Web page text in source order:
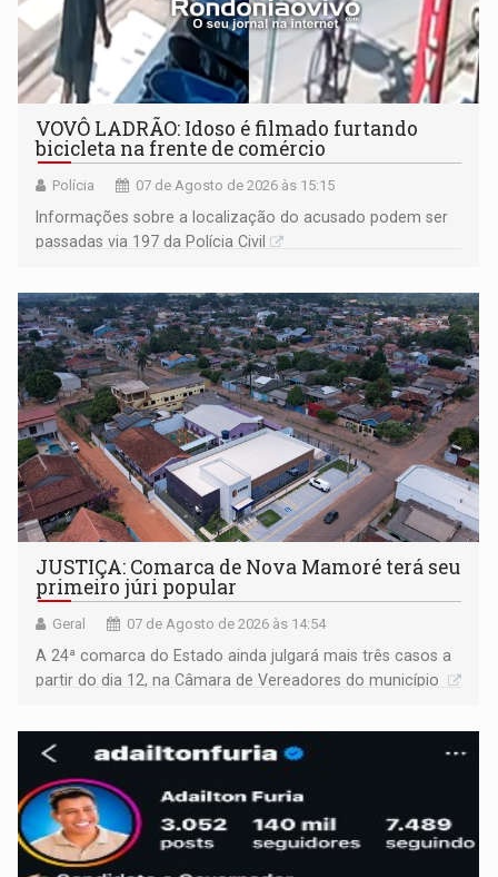
VOVÔ LADRÃO: Idoso é filmado furtando
bicicleta na frente de comércio
Polícia 07 de Agosto de 2026 às 15:15
Informações sobre a localização do acusado podem ser
passadas via 197 da Polícia Civil
JUSTIÇA: Comarca de Nova Mamoré terá seu
primeiro júri popular
Geral 07 de Agosto de 2026 às 14:54
A 24ª comarca do Estado ainda julgará mais três casos a
partir do dia 12, na Câmara de Vereadores do município